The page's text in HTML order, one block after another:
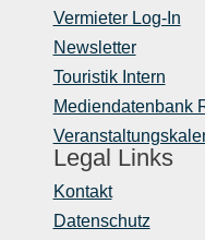
Vermieter Log-In
Newsletter
Touristik Intern
Mediendatenbank
Legal Links
Kontakt
Datenschutz